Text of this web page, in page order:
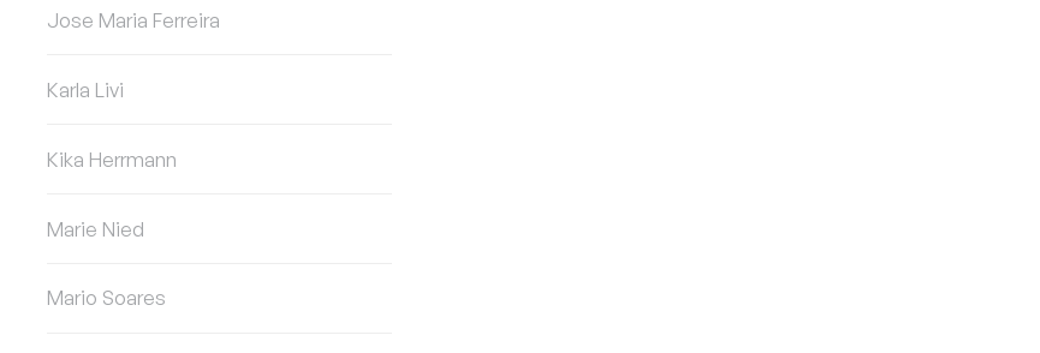
Jose Maria Ferreira
Karla Livi
Kika Herrmann
Marie Nied
Mario Soares